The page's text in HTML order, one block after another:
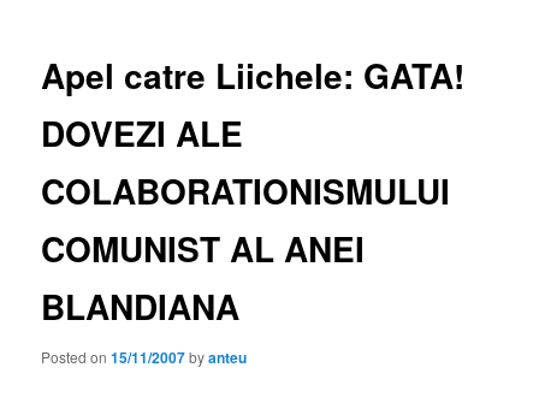
Apel catre Liichele: GATA!
DOVEZI ALE
COLABORATIONISMULUI
COMUNIST AL ANEI
BLANDIANA
Posted on15/11/2007byanteu